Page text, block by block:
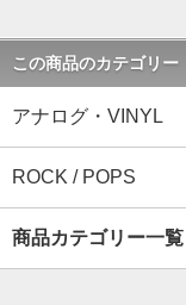
この商品のカテゴリー
アナログ・VINYL
ROCK / POPS
商品カテゴリー一覧